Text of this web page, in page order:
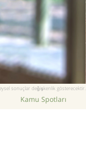
sonuçlar değişkenlik gösterecektir.
Kamu Spotları